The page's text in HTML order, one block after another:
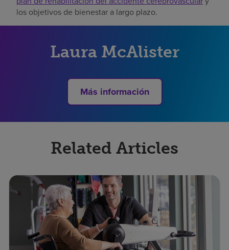
los objetivos de bienestar a largo plazo.
Laura McAlister
Más información
Related Articles